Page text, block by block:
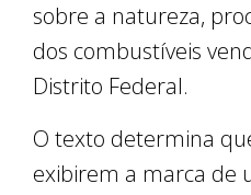
sobre a natureza,
dos combustíveis
Distrito Federal.
O texto determina
exibirem a marca de